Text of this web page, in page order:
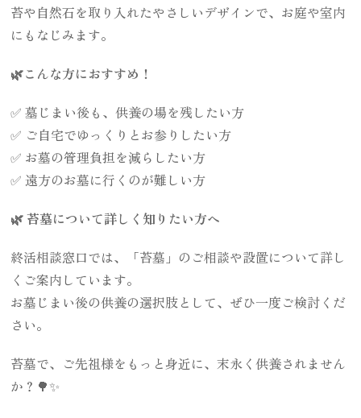
苔や自然石を取り入れたやさしいデザインで、お庭や室内
にもなじみます。
🌿こんな方におすすめ！
✅ 墓じまい後も、供養の場を残したい方
✅ ご自宅でゆっくりとお参りしたい方
✅ お墓の管理負担を減らしたい方
✅ 遠方のお墓に行くのが難しい方
🌿 苔墓について詳しく知りたい方へ
終活相談窓口では、「苔墓」のご相談や設置について詳し
くご案内しています。
お墓じまい後の供養の選択肢として、ぜひ一度ご検討くだ
さい。
苔墓で、ご先祖様をもっと身近に、末永く供養されません
か？🌳✨